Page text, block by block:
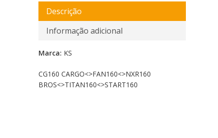
Descrição
Informação adicional
Marca: KS
CG160 CARGO<>FAN160<>NXR160
BROS<>TITAN160<>START160